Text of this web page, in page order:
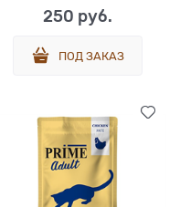
желудочно-кишечного
тракта 85 гр
250 руб.
ПОД ЗАКАЗ